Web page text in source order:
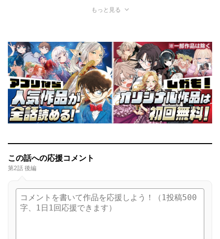
もっと見る
この話への応援コメント
第2話 後編